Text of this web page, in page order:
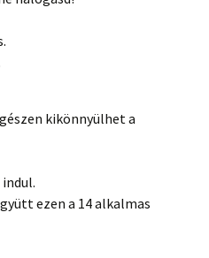
kikönnyülhet a
ezen a 14 alkalmas